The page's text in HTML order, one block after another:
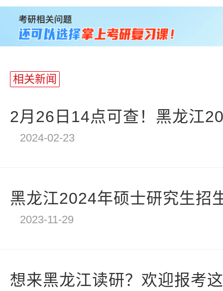
相关新闻
2月26日14点可查！黑龙江
2024-02-23
黑龙江2024年硕士研究生招
2023-11-29
想来黑龙江读研？欢迎报考